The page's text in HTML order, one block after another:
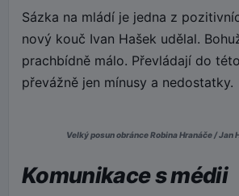
Sázka na mládí je jedna z
nový kouč Ivan Hašek udělal.
prachbídně málo. Převládají do
převážně jen mínusy a nedostatky.
Velký posun obránce Robina Hranáče / Jan
Komunikace s médii